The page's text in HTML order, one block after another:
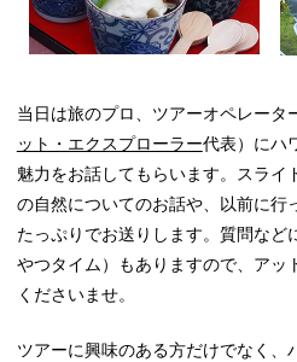
当日は旅のプロ、ツアーオペレータ
ット・エクスプローラー代表）にハ
魅力をお話してもらいます。スライ
の自然についてのお話や、以前に行
たっぷりでお送りします。質問など
やつタイム）もありますので、アッ
くださいませ。
ツアーに興味のある方だけでなく、